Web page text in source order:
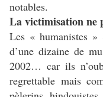
notables.
La victimisation ne
Les « humanistes
d’une dizaine de
2002… car ils
regrettable mais